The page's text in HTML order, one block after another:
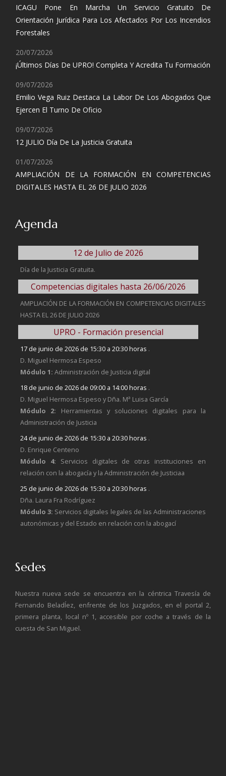
ICAGU Pone En Marcha Un Servicio Gratuito De
Orientación Jurídica Para Los Afectados Por Los Incendios
Forestales
20/07/2026
¡Últimos Días De UPRO! Completa Y Acredita Tu Formación
09/07/2026
Emilio Vega Ruiz Destaca La Labor De Los Abogados Que
Ejercen El Turno De Oficio
09/07/2026
12 JULIO Día De La Justicia Gratuita
01/07/2026
AMPLIACIÓN DE LA FORMACIÓN EN COMPETENCIAS
DIGITALES HASTA EL 26 DE JULIO 2026
Agenda
12 de Julio de 2026
Día de la Justicia Gratuita.
Competencias digitales hasta 26/06/2026
AMPLIACIÓN DE LA FORMACIÓN EN COMPETENCIAS DIGITALES
HASTA EL 26 DE JULIO 2026
UPRO - Formación presencial
17 de junio de 2026 de 15:30 a 20:30 horas .
D. Miguel Hermosa Espeso
Módulo 1: Administración de Justicia digital
18 de junio de 2026 de 09:00 a 14:00 horas .
D. Miguel Hermosa Espeso y Dña. Mª Luisa García
Módulo 2: Herramientas y soluciones digitales para la
Administración de Justicia
24 de junio de 2026 de 15:30 a 20:30 horas .
D. Enrique Centeno
Módulo 4: Servicios digitales de otras instituciones en
relación con la abogacía y la Administración de Justiciaa
25 de junio de 2026 de 15:30 a 20:30 horas .
Dña. Laura Fra Rodríguez
Módulo 3: Servicios digitales legales de las Administraciones
autonómicas y del Estado en relación con la abogací
Sedes
Nuestra nueva sede se encuentra en la céntrica Travesía de
Fernando BeladÍez, enfrente de los Juzgados, en el portal 2,
primera planta, local nº 1, accesible por coche a través de la
cuesta de San Miguel.